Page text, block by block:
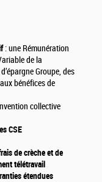
: une Rémunération
de la
Groupe, des
bénéfices de
collective
CSE
de crècheet de
télétravail
étendues